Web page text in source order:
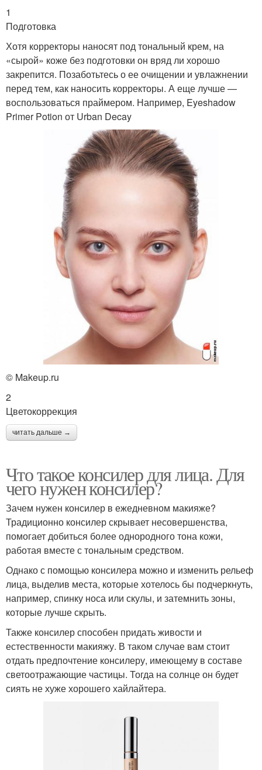
1
Подготовка
Хотя корректоры наносят под тональный крем, на
«сырой» коже без подготовки он вряд ли хорошо
закрепится. Позаботьтесь о ее очищении и увлажнении
перед тем, как наносить корректоры. А еще лучше —
воспользоваться праймером. Например, Eyeshadow
Primer Potion от Urban Decay
© Makeup.ru
2
Цветокоррекция
читать дальше →
Что такое консилер для лица. Для
чего нужен консилер?
Зачем нужен консилер в ежедневном макияже?
Традиционно консилер скрывает несовершенства,
помогает добиться более однородного тона кожи,
работая вместе с тональным средством.
Однако с помощью консилера можно и изменить рельеф
лица, выделив места, которые хотелось бы подчеркнуть,
например, спинку носа или скулы, и затемнить зоны,
которые лучше скрыть.
Также консилер способен придать живости и
естественности макияжу. В таком случае вам стоит
отдать предпочтение консилеру, имеющему в составе
светоотражающие частицы. Тогда на солнце он будет
сиять не хуже хорошего хайлайтера.